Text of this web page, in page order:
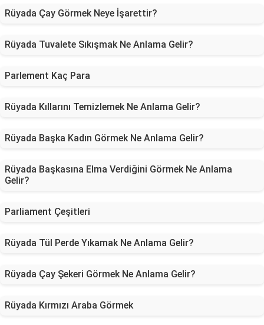
Rüyada Çay Görmek Neye İşarettir?
Rüyada Tuvalete Sıkışmak Ne Anlama Gelir?
Parlement Kaç Para
Rüyada Kıllarını Temizlemek Ne Anlama Gelir?
Rüyada Başka Kadın Görmek Ne Anlama Gelir?
Rüyada Başkasına Elma Verdiğini Görmek Ne Anlama
Gelir?
Parliament Çeşitleri
Rüyada Tül Perde Yıkamak Ne Anlama Gelir?
Rüyada Çay Şekeri Görmek Ne Anlama Gelir?
Rüyada Kırmızı Araba Görmek